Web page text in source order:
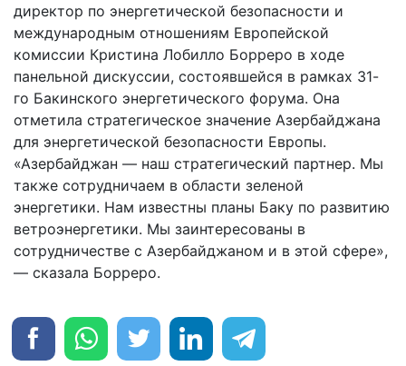
директор по энергетической безопасности и
международным отношениям Европейской
комиссии Кристина Лобилло Борреро в ходе
панельной дискуссии, состоявшейся в рамках 31-
го Бакинского энергетического форума. Она
отметила стратегическое значение Азербайджана
для энергетической безопасности Европы.
«Азербайджан — наш стратегический партнер. Мы
также сотрудничаем в области зеленой
энергетики. Нам известны планы Баку по развитию
ветроэнергетики. Мы заинтересованы в
сотрудничестве с Азербайджаном и в этой сфере»,
— сказала Борреро.